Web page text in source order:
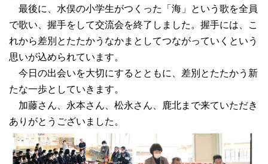
最後に、水俣の小学生がつくった「海」という歌を全員
で歌い、握手をして交流会を終了しました。握手には、こ
れから差別とたたかうなかまとしてつながっていくという
思いが込められています。
今日の出会いを大切にするとともに、差別とたたかう新
たな一歩としていきます。
加藤さん、永本さん、松永さん、鹿北まで来ていただき
ありがとうございました。